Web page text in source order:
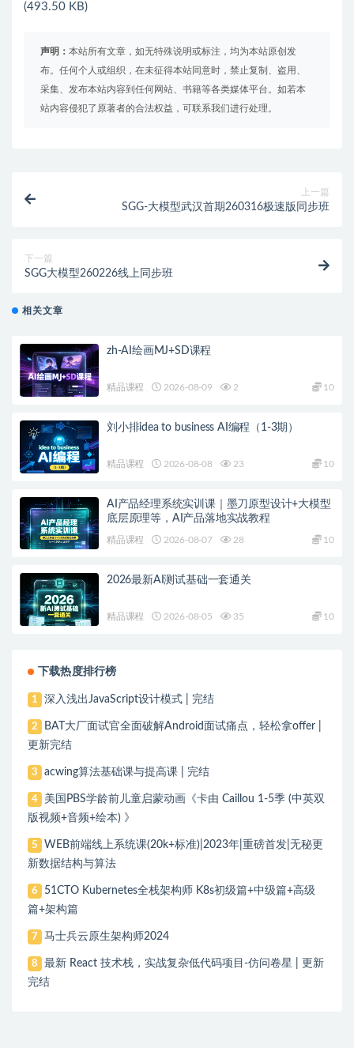
(493.50 KB)
声明： 本站所有文章，如无特殊说明或标注，均为本站原创发
布。任何个人或组织，在未征得本站同意时，禁止复制、盗用、
采集、发布本站内容到任何网站、书籍等各类媒体平台。如若本
站内容侵犯了原著者的合法权益，可联系我们进行处理。
上一篇
SGG-大模型武汉首期260316极速版同步班
下一篇
SGG大模型260226线上同步班
相关文章
zh-AI绘画MJ+SD课程
精品课程 2026-08-09 2 10
刘小排idea to business AI编程（1-3期）
精品课程 2026-08-08 23 10
AI产品经理系统实训课｜墨刀原型设计+大模型
底层原理等，AI产品落地实战教程
精品课程 2026-08-07 28 10
2026最新AI测试基础一套通关
精品课程 2026-08-05 35 10
下载热度排行榜
1 深入浅出JavaScript设计模式 | 完结
2
BAT大厂面试官全面破解Android面试痛点，轻松拿offer |
更新完结
3 acwing算法基础课与提高课 | 完结
4
美国PBS学龄前儿童启蒙动画《卡由 Caillou 1-5季 (中英双
版视频+音频+绘本) 》
5
WEB前端线上系统课(20k+标准)|2023年|重磅首发|无秘更
新数据结构与算法
6
51CTO Kubernetes全栈架构师 K8s初级篇+中级篇+高级
篇+架构篇
7 马士兵云原生架构师2024
8
最新 React 技术栈，实战复杂低代码项目-仿问卷星 | 更新
完结